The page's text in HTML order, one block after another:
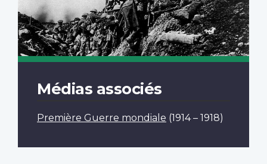
Médias associés
Première Guerre mondiale (1914 – 1918)